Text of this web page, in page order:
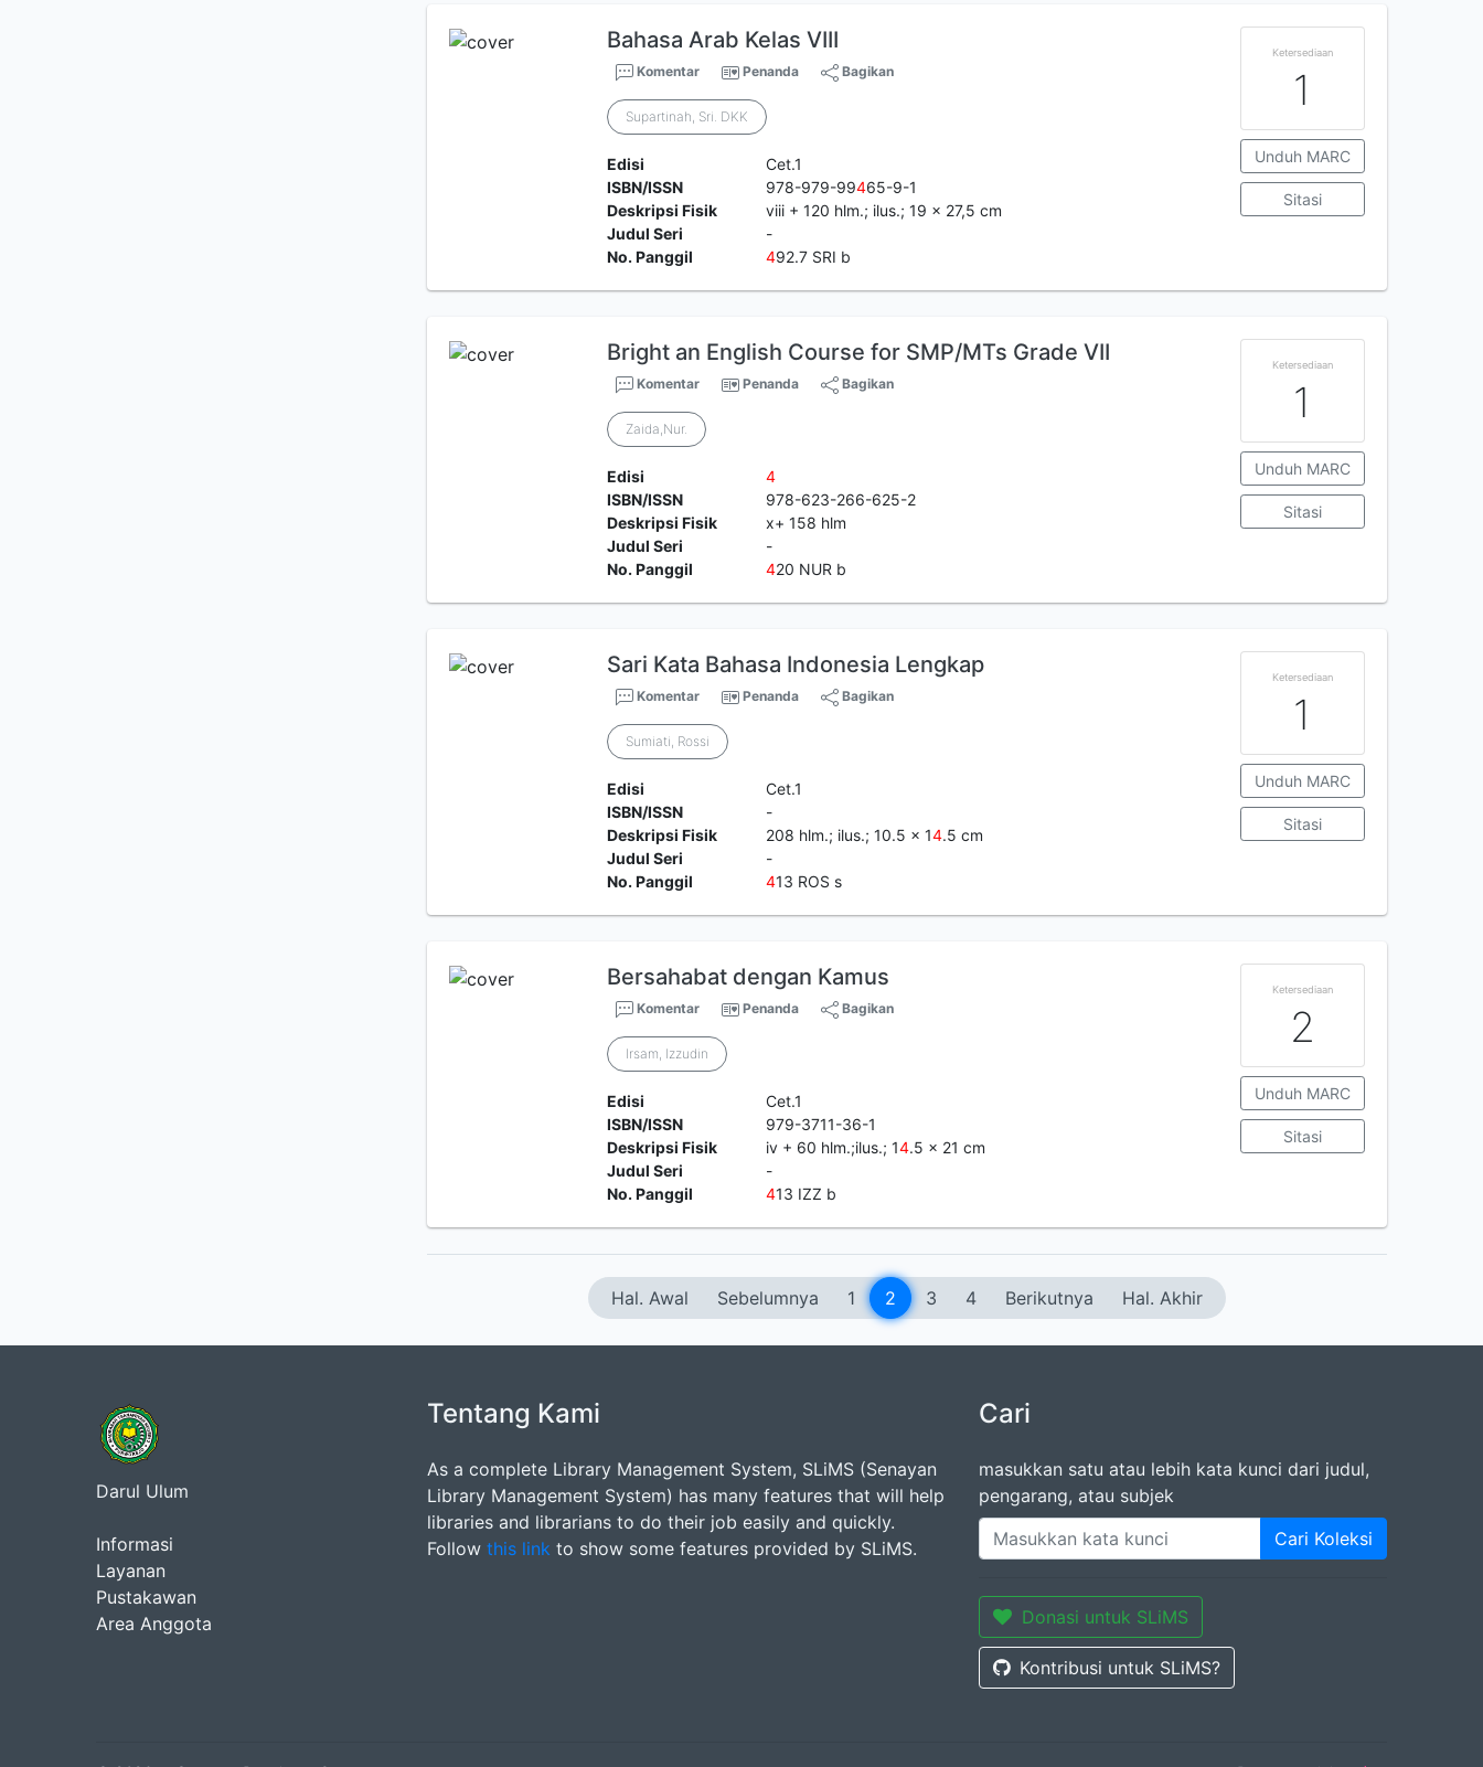
Bahasa Arab Kelas VIII
Komentar Penanda Bagikan
Supartinah, Sri. DKK
Edisi
Cet.1
ISBN/ISSN
978-979-99465-9-1
Deskripsi Fisik
viii + 120 hlm.; ilus.; 19 x 27,5 cm
Judul Seri
-
No. Panggil
492.7 SRI b
Ketersediaan
1
Unduh MARC
Sitasi
Bright an English Course for SMP/MTs Grade VII
Komentar Penanda Bagikan
Zaida,Nur.
Edisi
4
ISBN/ISSN
978-623-266-625-2
Deskripsi Fisik
x+ 158 hlm
Judul Seri
-
No. Panggil
420 NUR b
Ketersediaan
1
Unduh MARC
Sitasi
Sari Kata Bahasa Indonesia Lengkap
Komentar Penanda Bagikan
Sumiati, Rossi
Edisi
Cet.1
ISBN/ISSN
-
Deskripsi Fisik
208 hlm.; ilus.; 10.5 x 14.5 cm
Judul Seri
-
No. Panggil
413 ROS s
Ketersediaan
1
Unduh MARC
Sitasi
Bersahabat dengan Kamus
Komentar Penanda Bagikan
Irsam, Izzudin
Edisi
Cet.1
ISBN/ISSN
979-3711-36-1
Deskripsi Fisik
iv + 60 hlm.;ilus.; 14.5 x 21 cm
Judul Seri
-
No. Panggil
413 IZZ b
Ketersediaan
2
Unduh MARC
Sitasi
Hal. Awal Sebelumnya 1 2 3 4 Berikutnya Hal. Akhir
Darul Ulum
Informasi
Layanan
Pustakawan
Area Anggota
Tentang Kami
As a complete Library Management System, SLiMS (Senayan
Library Management System) has many features that will help
libraries and librarians to do their job easily and quickly.
Follow this link to show some features provided by SLiMS.
Cari
masukkan satu atau lebih kata kunci dari judul,
pengarang, atau subjek
Cari Koleksi
Donasi untuk SLiMS
Kontribusi untuk SLiMS?